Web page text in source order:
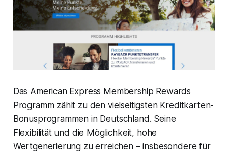
Das American Express Membership Rewards
Programm zählt zu den vielseitigsten Kreditkarten-
Bonusprogrammen in Deutschland. Seine
Flexibilität und die Möglichkeit, hohe
Wertgenerierung zu erreichen – insbesondere für